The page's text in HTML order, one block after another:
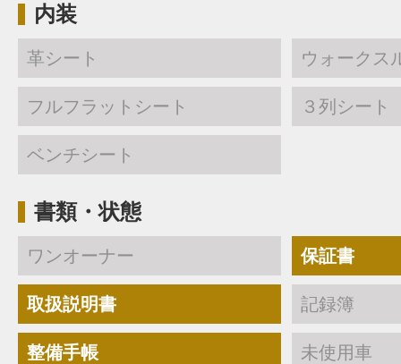
内装
革シート ウォークス
フルフラットシート ３列シート
ベンチシート
書類・状態
ワンオーナー 保証書
取扱説明書 記録簿
整備手帳 未使用車